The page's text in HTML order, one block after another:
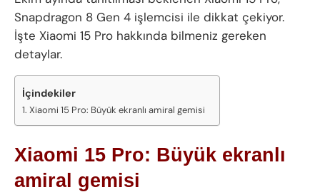
Snapdragon 8 Gen 4 işlemcisi ile dikkat çekiyor.
İşte Xiaomi 15 Pro hakkında bilmeniz gereken
detaylar.
İçindekiler
Xiaomi 15 Pro: Büyük ekranlı amiral gemisi
Xiaomi 15 Pro: Büyük ekranlı
amiral gemisi